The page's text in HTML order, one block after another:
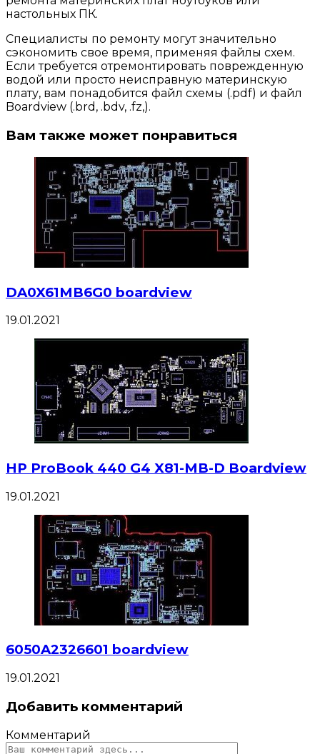
настольных ПК.
Специалисты по ремонту могут значительно
сэкономить свое время, применяя файлы схем.
Если требуется отремонтировать поврежденную
водой или просто неисправную материнскую
плату, вам понадобится файл схемы (.pdf) и файл
Boardview (.brd, .bdv, .fz,).
Вам также может понравиться
DA0X61MB6G0 boardview
19.01.2021
HP ProBook 440 G4 X81-MB-D Boardview
19.01.2021
6050A2326601 boardview
19.01.2021
Добавить комментарий
Комментарий